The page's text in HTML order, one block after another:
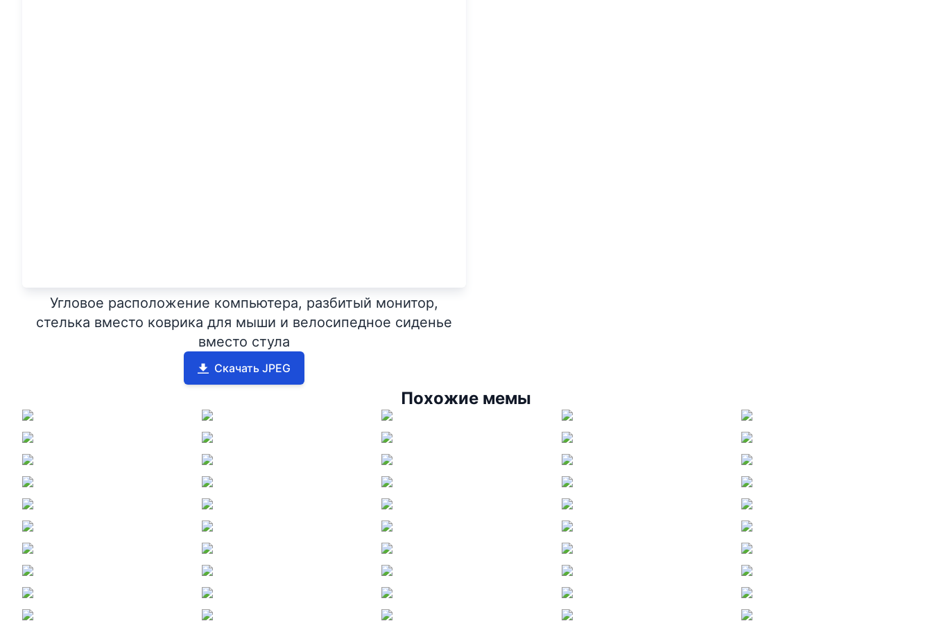
Угловое расположение компьютера, разбитый монитор,
стелька вместо коврика для мыши и велосипедное сиденье
вместо стула
Скачать JPEG
Похожие мемы